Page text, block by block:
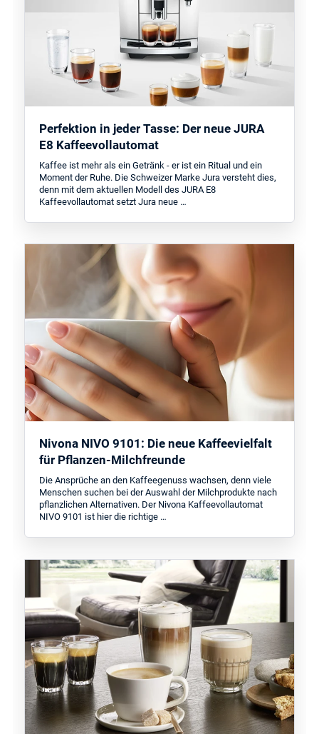
Perfektion in jeder Tasse: Der neue JURA
E8 Kaffeevollautomat
Kaffee ist mehr als ein Getränk - er ist ein Ritual und ein
Moment der Ruhe. Die Schweizer Marke Jura versteht dies,
denn mit dem aktuellen Modell des JURA E8
Kaffeevollautomat setzt Jura neue …
Nivona NIVO 9101: Die neue Kaffeevielfalt
für Pflanzen-Milchfreunde
Die Ansprüche an den Kaffeegenuss wachsen, denn viele
Menschen suchen bei der Auswahl der Milchprodukte nach
pflanzlichen Alternativen. Der Nivona Kaffeevollautomat
NIVO 9101 ist hier die richtige …